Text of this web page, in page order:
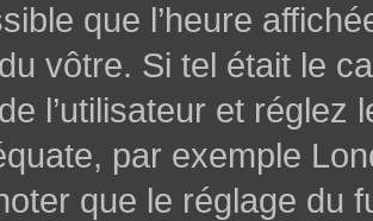
que l’heure
vôtre. Si tel était le
l’utilisateur et
par exemple
que le réglage du